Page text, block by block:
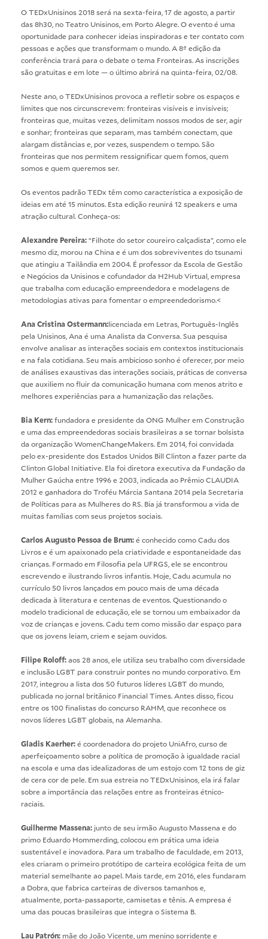
O TEDxUnisinos 2018 será na sexta-feira, 17 de agosto, a partir
das 8h30, no Teatro Unisinos, em Porto Alegre. O evento é uma
oportunidade para conhecer ideias inspiradoras e ter contato com
pessoas e ações que transformam o mundo. A 8ª edição da
conferência trará para o debate o tema Fronteiras. As inscrições
são gratuitas e em lote — o último abrirá na quinta-feira, 02/08.
Neste ano, o TEDxUnisinos provoca a refletir sobre os espaços e
limites que nos circunscrevem: fronteiras visíveis e invisíveis;
fronteiras que, muitas vezes, delimitam nossos modos de ser, agir
e sonhar; fronteiras que separam, mas também conectam, que
alargam distâncias e, por vezes, suspendem o tempo. São
fronteiras que nos permitem ressignificar quem fomos, quem
somos e quem queremos ser.
Os eventos padrão TEDx têm como característica a exposição de
ideias em até 15 minutos. Esta edição reunirá 12 speakers e uma
atração cultural. Conheça-os:
Alexandre Pereira:“Filhote do setor coureiro calçadista”, como ele
mesmo diz, morou na China e é um dos sobreviventes do tsunami
que atingiu a Tailândia em 2004. É professor da Escola de Gestão
e Negócios da Unisinos e cofundador da H2Hub Virtual, empresa
que trabalha com educação empreendedora e modelagens de
metodologias ativas para fomentar o empreendedorismo.<
Ana Cristina Ostermann:licenciada em Letras, Português-Inglês
pela Unisinos, Ana é uma Analista da Conversa. Sua pesquisa
envolve analisar as interações sociais em contextos institucionais
e na fala cotidiana. Seu mais ambicioso sonho é oferecer, por meio
de análises exaustivas das interações sociais, práticas de conversa
que auxiliem no fluir da comunicação humana com menos atrito e
melhores experiências para a humanização das relações.
Bia Kern:fundadora e presidente da ONG Mulher em Construção
e uma das empreendedoras sociais brasileiras a se tornar bolsista
da organização WomenChangeMakers. Em 2014, foi convidada
pelo ex-presidente dos Estados Unidos Bill Clinton a fazer parte da
Clinton Global Initiative. Ela foi diretora executiva da Fundação da
Mulher Gaúcha entre 1996 e 2003, indicada ao Prêmio CLAUDIA
2012 e ganhadora do Troféu Márcia Santana 2014 pela Secretaria
de Políticas para as Mulheres do RS. Bia já transformou a vida de
muitas famílias com seus projetos sociais.
Carlos Augusto Pessoa de Brum:é conhecido como Cadu dos
Livros e é um apaixonado pela criatividade e espontaneidade das
crianças. Formado em Filosofia pela UFRGS, ele se encontrou
escrevendo e ilustrando livros infantis. Hoje, Cadu acumula no
currículo 50 livros lançados em pouco mais de uma década
dedicada à literatura e centenas de eventos. Questionando o
modelo tradicional de educação, ele se tornou um embaixador da
voz de crianças e jovens. Cadu tem como missão dar espaço para
que os jovens leiam, criem e sejam ouvidos.
Filipe Roloff:aos 28 anos, ele utiliza seu trabalho com diversidade
e inclusão LGBT para construir pontes no mundo corporativo. Em
2017, integrou a lista dos 50 futuros líderes LGBT do mundo,
publicada no jornal britânico Financial Times. Antes disso, ficou
entre os 100 finalistas do concurso RAHM, que reconhece os
novos líderes LGBT globais, na Alemanha.
Gladis Kaerher:é coordenadora do projeto UniAfro, curso de
aperfeiçoamento sobre a política de promoção à igualdade racial
na escola e uma das idealizadoras de um estojo com 12 tons de giz
de cera cor de pele. Em sua estreia no TEDxUnisinos, ela irá falar
sobre a importância das relações entre as fronteiras étnico-
raciais.
Guilherme Massena: junto de seu irmão Augusto Massena e do
primo Eduardo Hommerding, colocou em prática uma ideia
sustentável e inovadora. Para um trabalho de faculdade, em 2013,
eles criaram o primeiro protótipo de carteira ecológica feita de um
material semelhante ao papel. Mais tarde, em 2016, eles fundaram
a Dobra, que fabrica carteiras de diversos tamanhos e,
atualmente, porta-passaporte, camisetas e tênis. A empresa é
uma das poucas brasileiras que integra o Sistema B.
Lau Patrón: mãe do João Vicente, um menino sorridente e